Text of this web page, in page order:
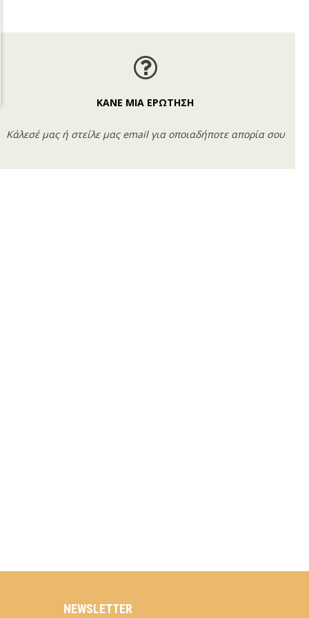
ΚΑΝΕ ΜΙΑ ΕΡΩΤΗΣΗ
Κάλεσέ μας ή στείλε μας email για οποιαδήποτε απορία σου
NEWSLETTER